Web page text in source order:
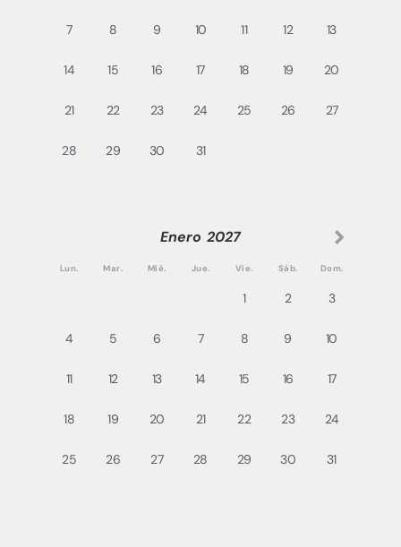
7 8 9 10 11 12 13
14 15 16 17 18 19 20
21 22 23 24 25 26 27
28 29 30 31
Enero 2027
Lun. Mar. Mié. Jue. Vie. Sáb. Dom.
1 2 3
4 5 6 7 8 9 10
11 12 13 14 15 16 17
18 19 20 21 22 23 24
25 26 27 28 29 30 31